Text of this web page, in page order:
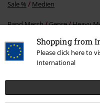
Shopping from
Please click here to
International
Sale % Medien
Band Merch Genre Heavy
Band Merch Medien MCs
E-Mail Newsletter